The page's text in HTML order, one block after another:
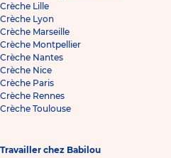
Crèche Lille
Crèche Lyon
Crèche Marseille
Crèche Montpellier
Crèche Nantes
Crèche Nice
Crèche Paris
Crèche Rennes
Crèche Toulouse
Travailler chez Babilou